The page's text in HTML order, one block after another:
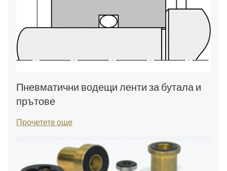
Пневматични водещи ленти за бутала и
прътове
Прочетете още